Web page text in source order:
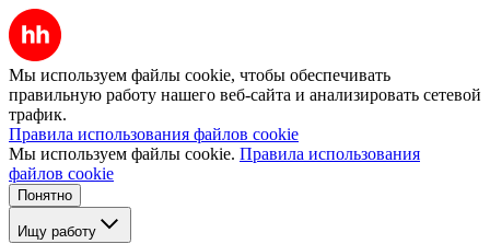
Мы используем файлы cookie, чтобы обеспечивать
правильную работу нашего веб-сайта и анализировать сетевой
трафик.
Правила использования файлов cookie
Мы используем файлы cookie. Правила использования
файлов cookie
Понятно
Ищу работу